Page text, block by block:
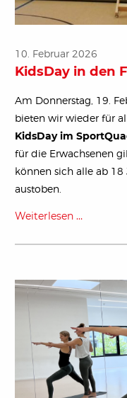
10. Februar 2026
KidsDay in den
Am Donnerstag, 19.
bieten wir wieder für
KidsDay im
für die Erwachsenen
können sich alle ab
austoben.
Weiterlesen …